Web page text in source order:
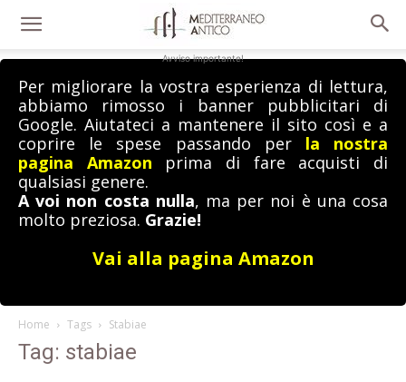
Avviso importante!
Per migliorare la vostra esperienza di lettura,
abbiamo rimosso i banner pubblicitari di
Google. Aiutateci a mantenere il sito così e a
coprire le spese passando per la nostra
pagina Amazon prima di fare acquisti di
qualsiasi genere.
A voi non costa nulla, ma per noi è una cosa
molto preziosa. Grazie!
Vai alla pagina Amazon
Home Tags Stabiae
Tag: stabiae